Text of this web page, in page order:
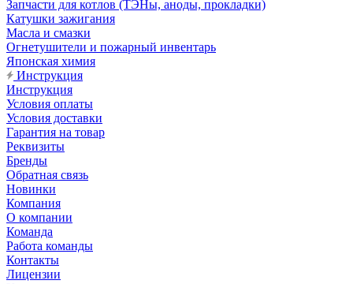
Запчасти для котлов (ТЭНы, аноды, прокладки)
Катушки зажигания
Масла и смазки
Огнетушители и пожарный инвентарь
Японская химия
Инструкция
Инструкция
Условия оплаты
Условия доставки
Гарантия на товар
Реквизиты
Бренды
Обратная связь
Новинки
Компания
О компании
Команда
Работа команды
Контакты
Лицензии